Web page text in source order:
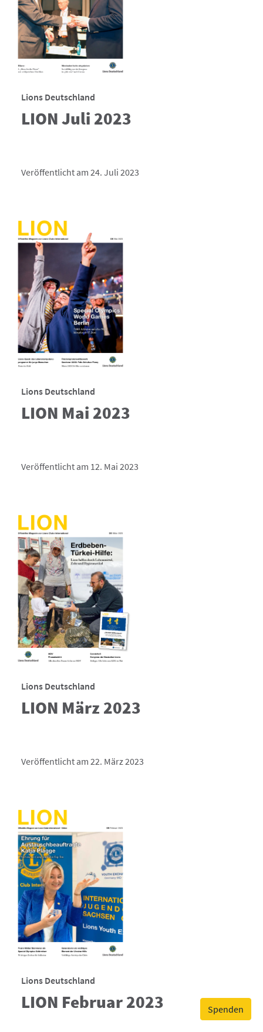
Spenden
Lions Deutschland
LION Juli 2023
Veröffentlicht am 24. Juli 2023
Lions Deutschland
LION Mai 2023
Veröffentlicht am 12. Mai 2023
Lions Deutschland
LION März 2023
Veröffentlicht am 22. März 2023
Lions Deutschland
LION Februar 2023